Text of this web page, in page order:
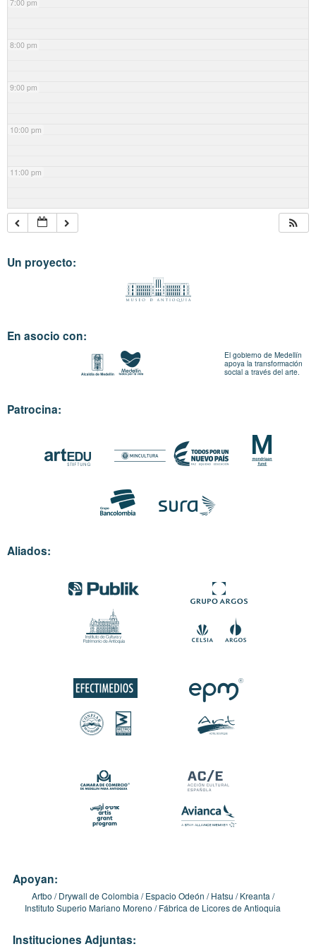
7:00 pm
8:00 pm
9:00 pm
10:00 pm
11:00 pm
Un proyecto:
En asocio con:
El gobierno de Medellín
apoya la transformación
social a través del arte.
Patrocina:
Aliados:
Apoyan:
Artbo Drywall de Colombia Espacio Odeón Hatsu
Kreanta
Instituto Superio Mariano Moreno
Fábrica de Licores de Antioquia
Instituciones Adjuntas: